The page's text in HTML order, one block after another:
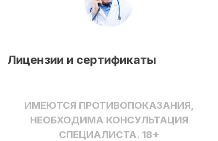
Лицензии и сертификаты
ИМЕЮТСЯ ПРОТИВОПОКАЗАНИЯ,
НЕОБХОДИМА КОНСУЛЬТАЦИЯ
СПЕЦИАЛИСТА. 18+